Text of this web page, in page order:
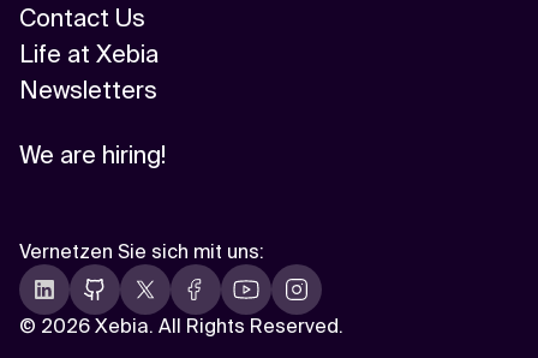
Contact Us
Life at Xebia
Newsletters
We are hiring!
© 2026 Xebia. All Rights Reserved.
Vernetzen Sie sich mit uns: